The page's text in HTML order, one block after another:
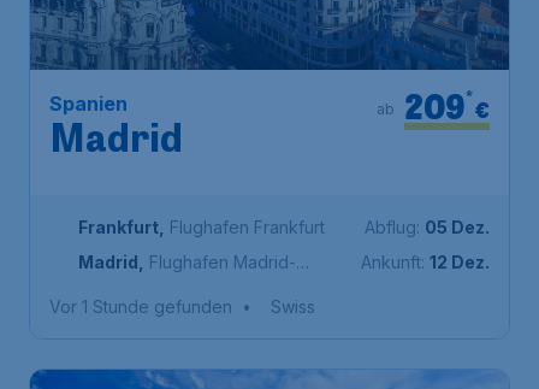
Spanien
Madrid
€
209*
Frankfurt Flughafen Frankfurt
Madrid
Flughafen Madrid-
Abflug: 05 Dez.
Ankunft: 12 Dez.
Vor 1 Stunde gefunden • Swiss